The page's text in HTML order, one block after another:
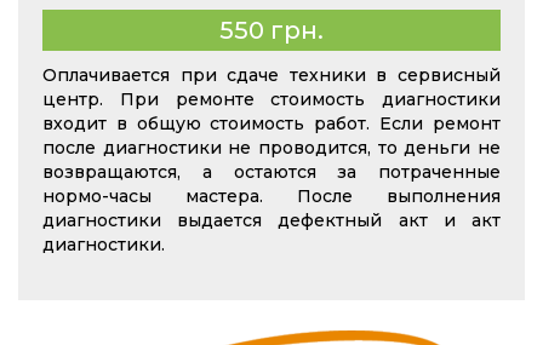
550 грн.
Оплачивается при сдаче техники в сервисный
центр. При ремонте стоимость диагностики
входит в общую стоимость работ. Если ремонт
после диагностики не проводится, то деньги не
возвращаются, а остаются за потраченные
нормо-часы мастера. После выполнения
диагностики выдается дефектный акт и акт
диагностики.